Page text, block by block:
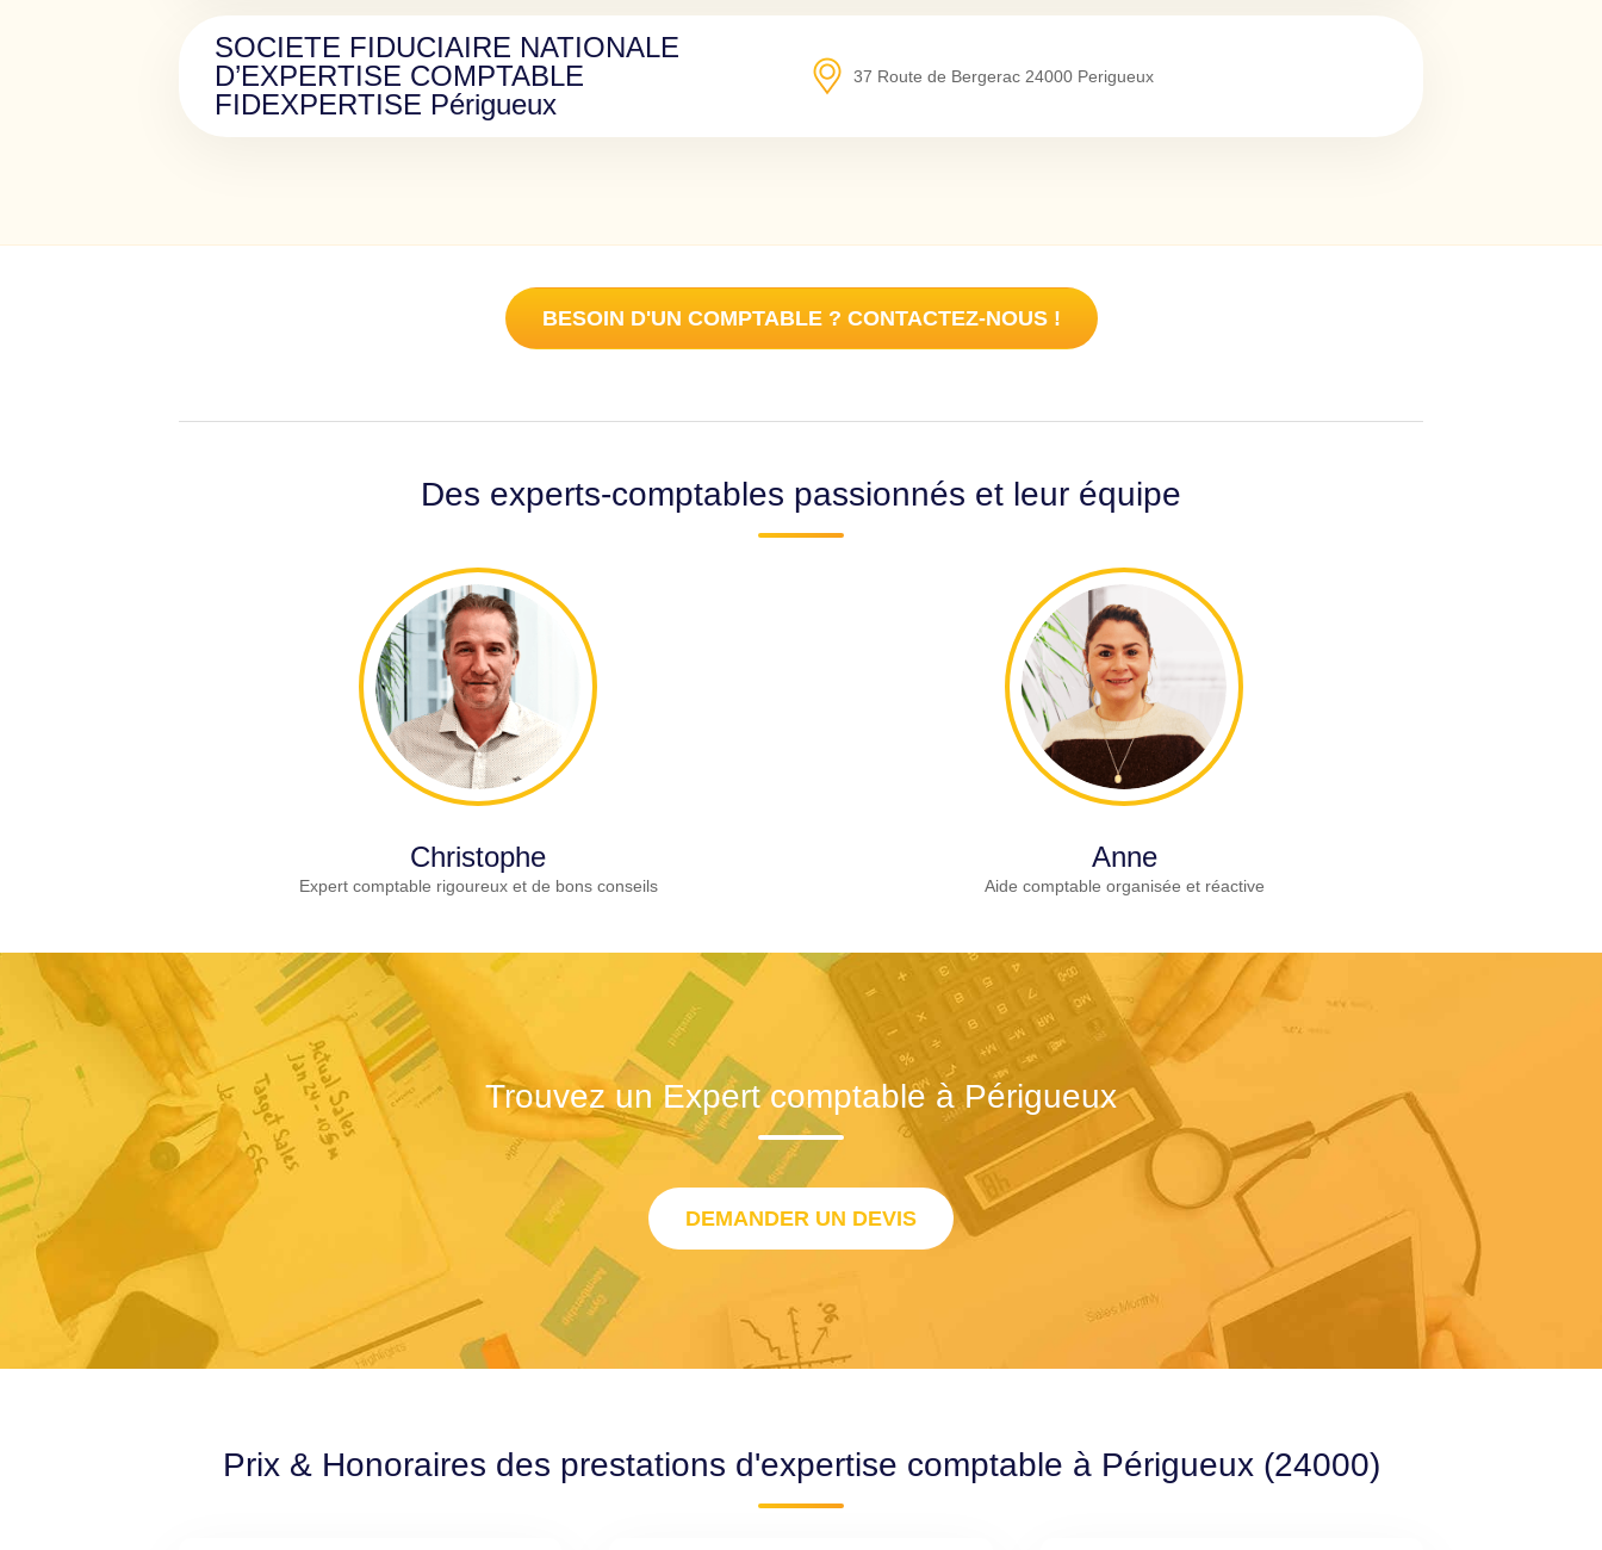
SOCIETE FIDUCIAIRE NATIONALE
D’EXPERTISE COMPTABLE
FIDEXPERTISE Périgueux
37 Route de Bergerac 24000 Perigueux
BESOIN D'UN COMPTABLE ? CONTACTEZ-NOUS !
Des experts-comptables passionnés et leur équipe
Christophe
Expert comptable rigoureux et de bons conseils
Anne
Aide comptable organisée et réactive
Trouvez un Expert comptable à Périgueux
DEMANDER UN DEVIS
Prix & Honoraires des prestations d'expertise comptable à Périgueux (24000)